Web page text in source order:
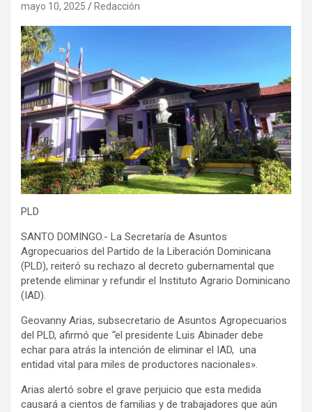
mayo 10, 2025 Redacción
PLD
SANTO DOMINGO.- La Secretaría de Asuntos
Agropecuarios del Partido de la Liberación Dominicana
(PLD), reiteró su rechazo al decreto gubernamental que
pretende eliminar y refundir el Instituto Agrario Dominicano
(IAD).
Geovanny Arias, subsecretario de Asuntos Agropecuarios
del PLD, afirmó que “el presidente Luis Abinader debe
echar para atrás la intención de eliminar el IAD, una
entidad vital para miles de productores nacionales».
Arias alertó sobre el grave perjuicio que esta medida
causará a cientos de familias y de trabajadores que aún